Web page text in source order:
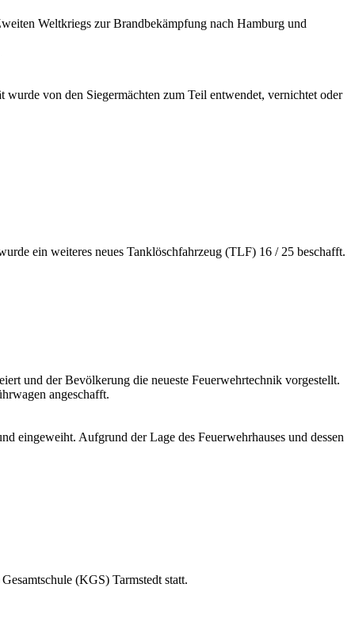
Weltkriegs zur Brandbekämpfung nach Hamburg und
von den Siegermächten zum Teil entwendet, vernichtet oder
ein weiteres neues Tanklöschfahrzeug (TLF) 16 / 25 beschafft.
und der Bevölkerung die neueste Feuerwehrtechnik vorgestellt.
angeschafft.
eingeweiht. Aufgrund der Lage des Feuerwehrhauses und dessen
(KGS) Tarmstedt statt.